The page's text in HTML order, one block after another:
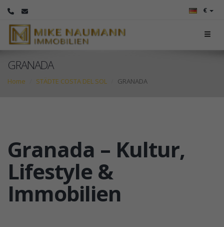
€
GRANADA
Home STÄDTE COSTA DEL SOL GRANADA
Granada – Kultur,
Lifestyle &
Immobilien